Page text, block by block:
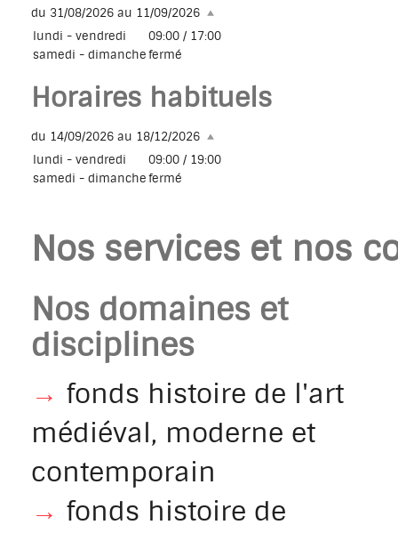
du 31/08/2026 au 11/09/2026
lundi - vendredi
09:00 / 17:00
samedi - dimanchefermé
Horaires habituels
du 14/09/2026 au 18/12/2026
lundi - vendredi
09:00 / 19:00
samedi - dimanchefermé
Nos services et nos
Nos domaines et
disciplines
→ fonds histoire de l'art
médiéval, moderne et
contemporain
→ fonds histoire de